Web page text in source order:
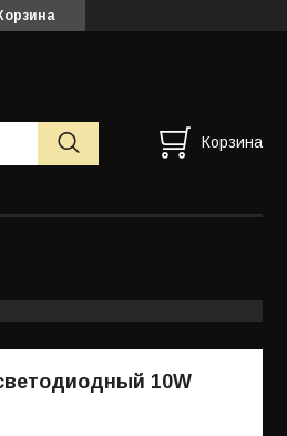
Корзина
10W